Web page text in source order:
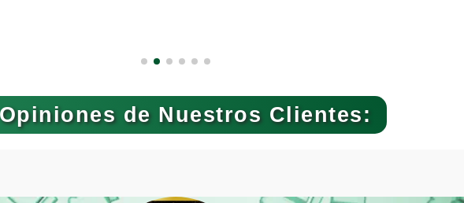
Banquetes Bares y Cantinas
de Nuestros Clientes: